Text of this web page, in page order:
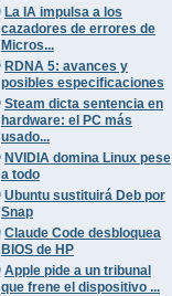
La IA impulsa a los
cazadores de errores de
Micros...
RDNA 5: avances y
posibles especificaciones
Steam dicta sentencia en
hardware: el PC más
usado...
NVIDIA domina Linux pese
a todo
Ubuntu sustituirá Deb por
Snap
Claude Code desbloquea
BIOS de HP
Apple pide a un tribunal
que frene el dispositivo ...